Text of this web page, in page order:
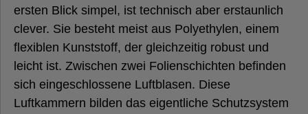
ersten Blick simpel, ist technisch aber erstaunlich
clever. Sie besteht meist aus Polyethylen, einem
flexiblen Kunststoff, der gleichzeitig robust und
leicht ist. Zwischen zwei Folienschichten befinden
sich eingeschlossene Luftblasen. Diese
Luftkammern bilden das eigentliche Schutzsystem